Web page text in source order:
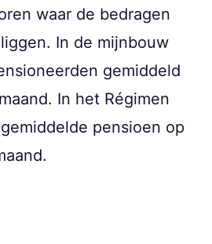
waar de bedragen
In de mijnbouw
gemiddeld
In het Régimen
pensioen op